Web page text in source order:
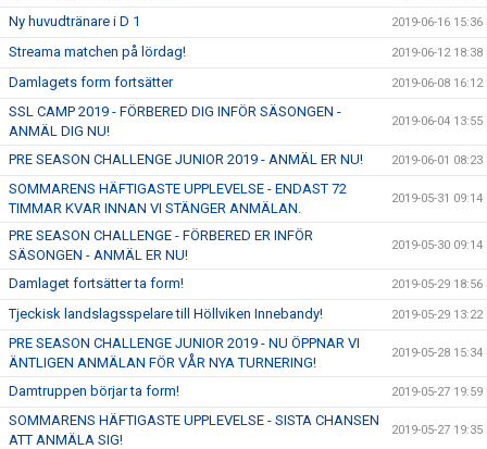
Ny huvudtränare i D 1 2019-06-16 15:36
Streama matchen på lördag! 2019-06-12 18:38
Damlagets form fortsätter 2019-06-08 16:12
SSL CAMP 2019 - FÖRBERED DIG INFÖR SÄSONGEN -
ANMÄL DIG NU!
2019-06-04 13:55
PRE SEASON CHALLENGE JUNIOR 2019 - ANMÄL ER NU! 2019-06-01 08:23
SOMMARENS HÄFTIGASTE UPPLEVELSE - ENDAST 72
TIMMAR KVAR INNAN VI STÄNGER ANMÄLAN.
2019-05-31 09:14
PRE SEASON CHALLENGE - FÖRBERED ER INFÖR
SÄSONGEN - ANMÄL ER NU!
2019-05-30 09:14
Damlaget fortsätter ta form! 2019-05-29 18:56
Tjeckisk landslagsspelare till Höllviken Innebandy! 2019-05-29 13:22
PRE SEASON CHALLENGE JUNIOR 2019 - NU ÖPPNAR VI
ÄNTLIGEN ANMÄLAN FÖR VÅR NYA TURNERING!
2019-05-28 15:34
Damtruppen börjar ta form! 2019-05-27 19:59
SOMMARENS HÄFTIGASTE UPPLEVELSE - SISTA CHANSEN
ATT ANMÄLA SIG!
2019-05-27 19:35